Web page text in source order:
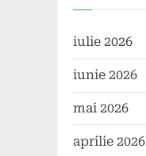
iulie 2026
iunie 2026
mai 2026
aprilie 2026